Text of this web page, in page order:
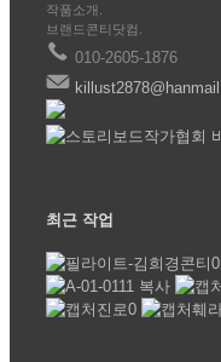
작품소개.
브랜드콘티닷컴.
010-2605-1876
최근 작업